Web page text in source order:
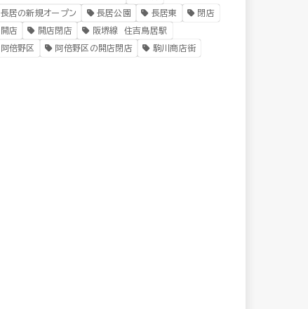
長居の新規オープン 長居公園 長居東 閉店
開店 開店閉店 阪堺線 住吉鳥居駅
阿倍野区 阿倍野区の開店閉店 駒川商店街